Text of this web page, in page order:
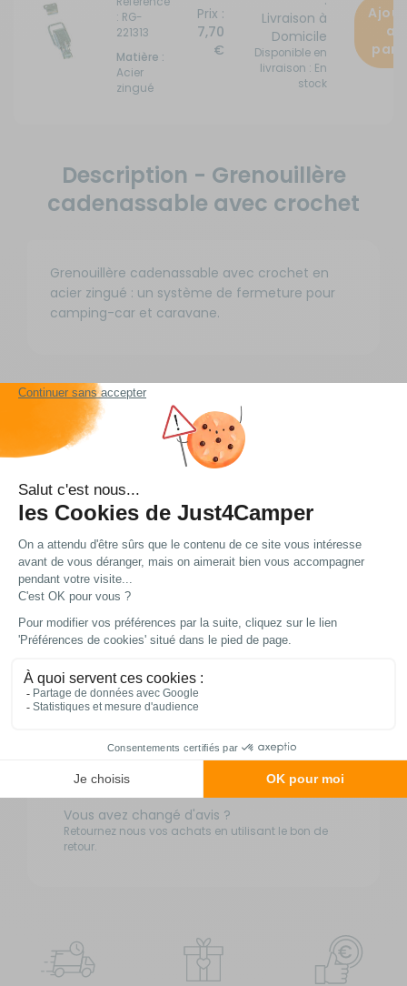
: RG-
221313
Matière :
Acier
zingué
Prix :
7,70
€
Livraison à
Domicile
Disponible en
livraison : En
stock
au
Description - Grenouillère
cadenassable avec crochet
Grenouillère cadenassable avec crochet en
acier zingué : un système de fermeture pour
camping-car et caravane.
Livraison et retour
Nos modes de livraison
DPD Relais
5,49 € offert dès 49 € d'achat
DPD à domicile
7,49 € offert dès 49 € d'achat
TNT Express
Vous avez changé d'avis ?
Retournez nous vos achats en utilisant le bon de
retour.